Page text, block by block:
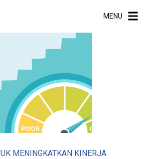
MENU
MENINGKATKAN KINERJA